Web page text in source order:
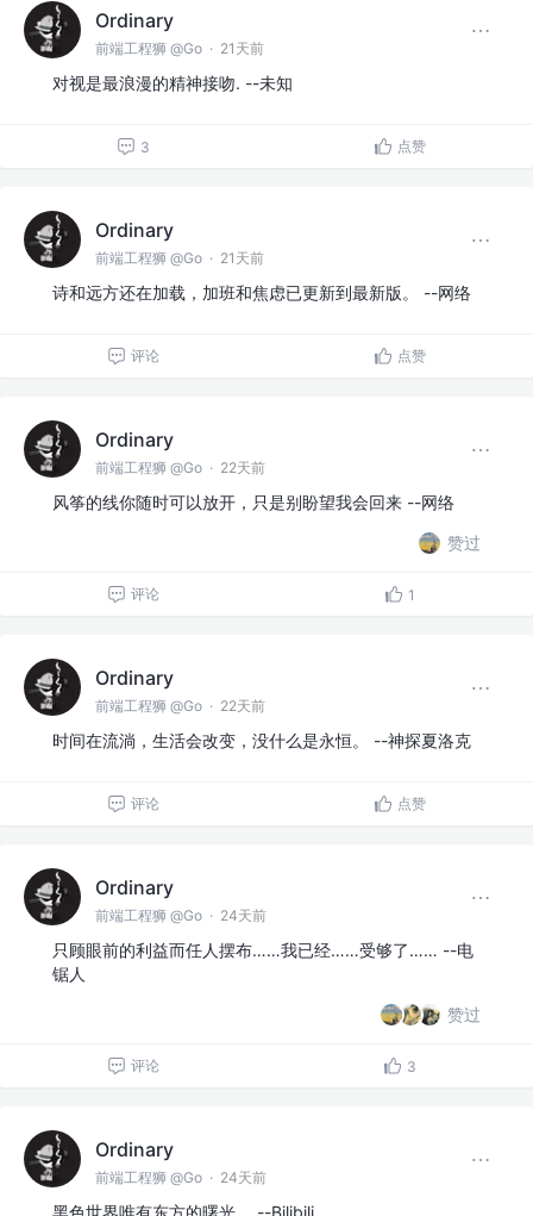
Ordinary
前端工程狮 @Go · 21天前
对视是最浪漫的精神接吻. --未知
3 点赞
Ordinary
前端工程狮 @Go · 21天前
诗和远方还在加载，加班和焦虑已更新到最新版。 --网络
评论 点赞
Ordinary
前端工程狮 @Go · 22天前
风筝的线你随时可以放开，只是别盼望我会回来 --网络
赞过
评论 1
Ordinary
前端工程狮 @Go · 22天前
时间在流淌，生活会改变，没什么是永恒。 --神探夏洛克
评论 点赞
Ordinary
前端工程狮 @Go · 24天前
只顾眼前的利益而任人摆布……我已经……受够了…… --电
锯人
赞过
评论 3
Ordinary
前端工程狮 @Go · 24天前